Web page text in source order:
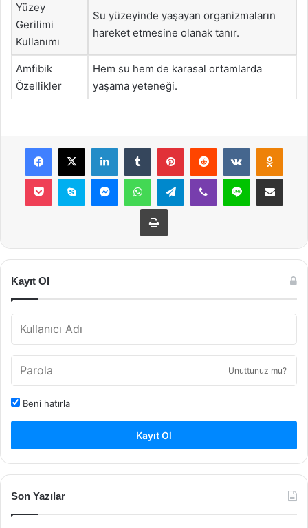
Yüzey
Gerilimi
Kullanımı
Su yüzeyinde yaşayan organizmaların
hareket etmesine olanak tanır.
Amfibik
Özellikler
Hem su hem de karasal ortamlarda
yaşama yeteneği.
Facebook
X LinkedInTumblr PinterestReddit VKontakte
Pocket Skype MessengerWhatsAppTelegramViber Line E-Posta ile
Yazdır
Kayıt Ol
Unuttunuz mu?
Beni hatırla
Kayıt Ol
Son Yazılar